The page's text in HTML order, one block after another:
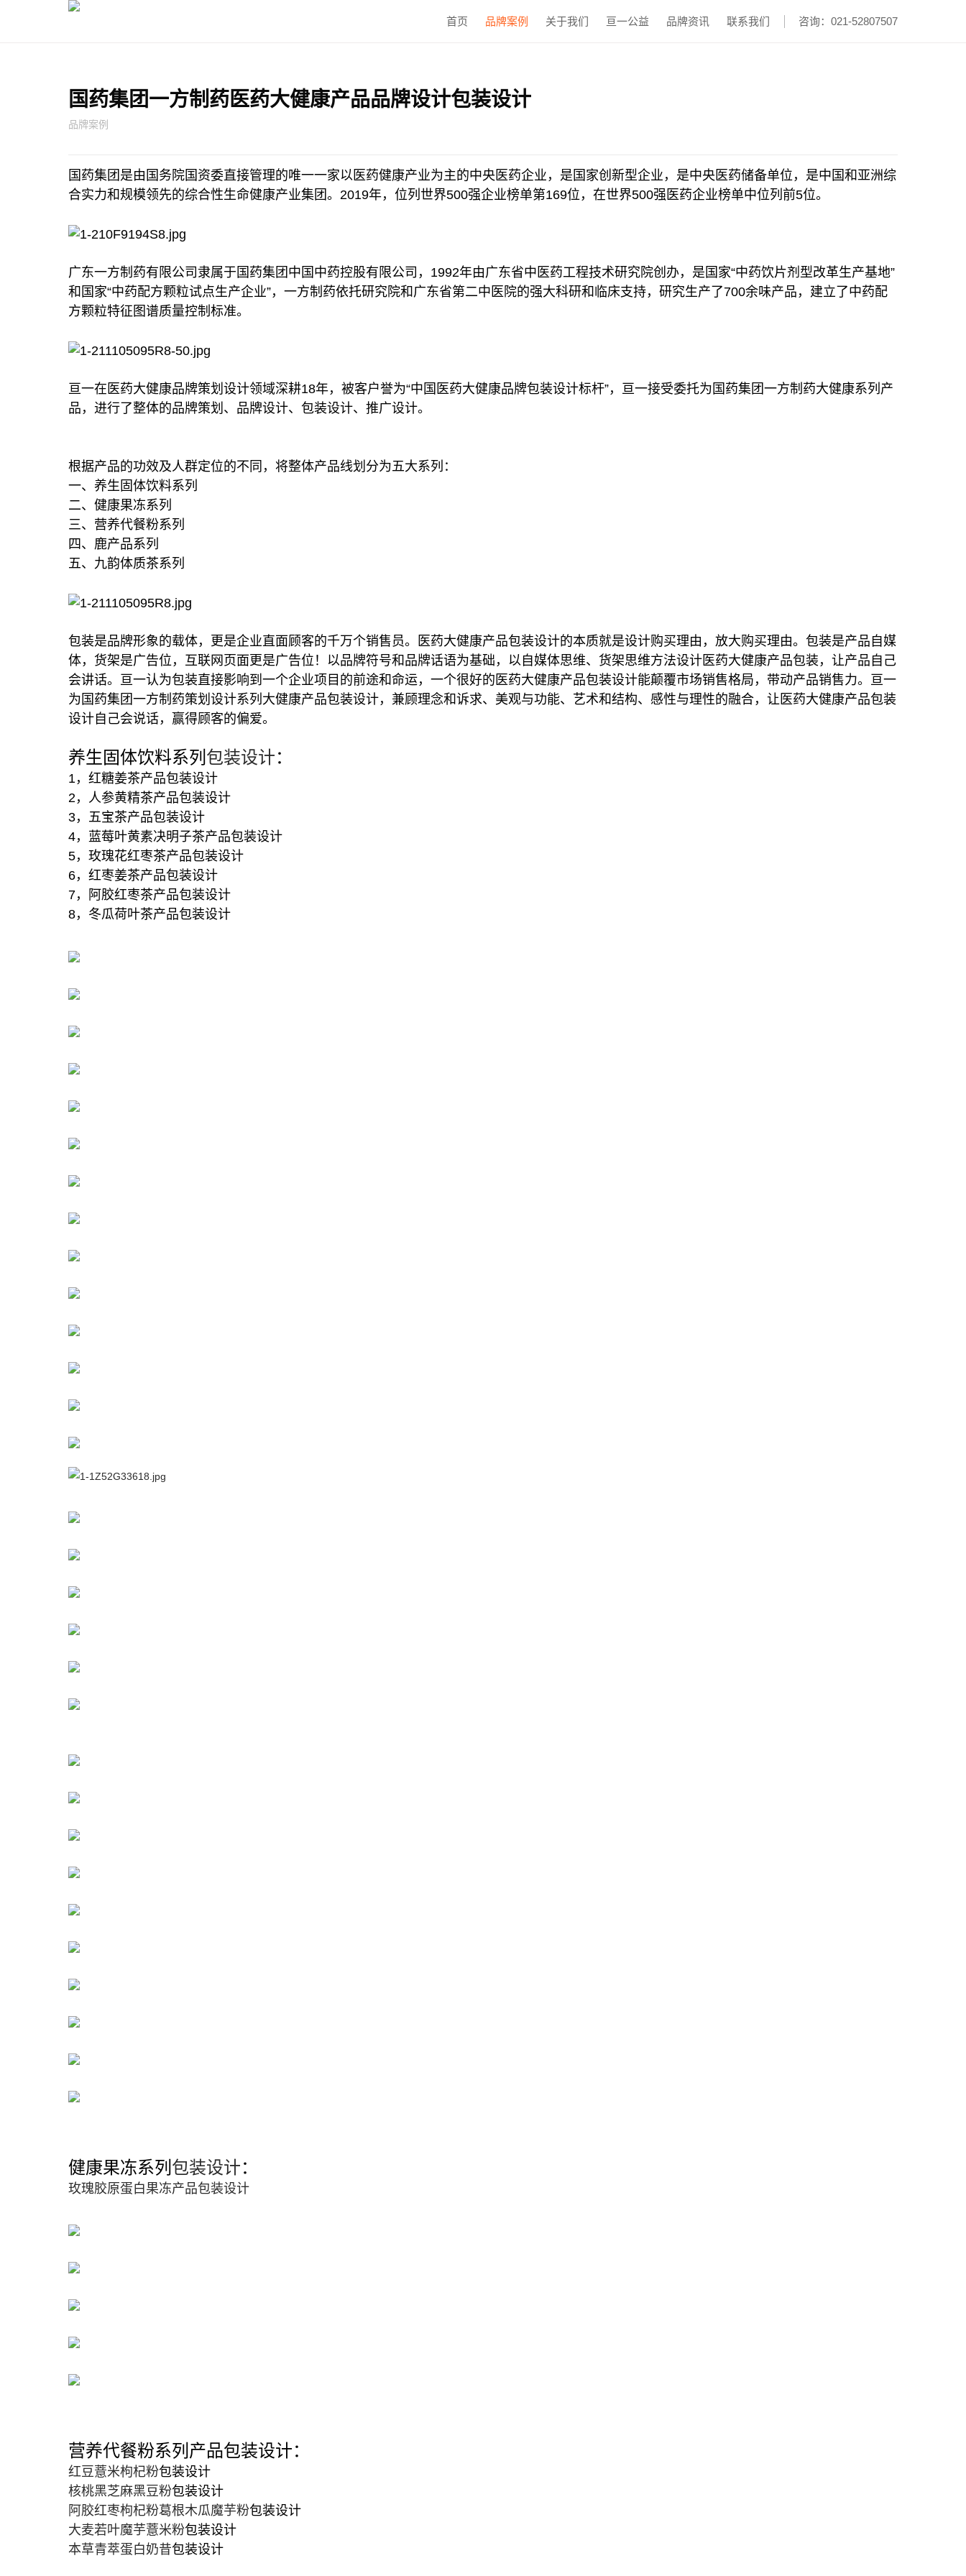
咨询：021-52807507
首页 品牌案例 关于我们 亘一公益 品牌资讯 联系我们
国药集团一方制药医药大健康产品品牌设计包装设计
品牌案例
国药集团是由国务院国资委直接管理的唯一一家以医药健康产业为主的中央医药企业，是国家创新型企业，是中央医药储备单位，是中国和亚洲综
合实力和规模领先的综合性生命健康产业集团。2019年，位列世界500强企业榜单第169位，在世界500强医药企业榜单中位列前5位。
广东一方制药有限公司隶属于国药集团中国中药控股有限公司，1992年由广东省中医药工程技术研究院创办，是国家“中药饮片剂型改革生产基地”
和国家“中药配方颗粒试点生产企业”，一方制药依托研究院和广东省第二中医院的强大科研和临床支持，研究生产了700余味产品，建立了中药配
方颗粒特征图谱质量控制标准。
亘一在医药大健康品牌策划设计领域深耕18年，被客户誉为“中国医药大健康品牌包装设计标杆”，亘一接受委托为国药集团一方制药大健康系列产
品，进行了整体的品牌策划、品牌设计、包装设计、推广设计。
根据产品的功效及人群定位的不同，将整体产品线划分为五大系列：
一、养生固体饮料系列
二、健康果冻系列
三、营养代餐粉系列
四、鹿产品系列
五、九韵体质茶系列
包装是品牌形象的载体，更是企业直面顾客的千万个销售员。医药大健康产品包装设计的本质就是设计购买理由，放大购买理由。包装是产品自媒
体，货架是广告位，互联网页面更是广告位！以品牌符号和品牌话语为基础，以自媒体思维、货架思维方法设计医药大健康产品包装，让产品自己
会讲话。亘一认为包装直接影响到一个企业项目的前途和命运，一个很好的医药大健康产品包装设计能颠覆市场销售格局，带动产品销售力。亘一
为国药集团一方制药策划设计系列大健康产品包装设计，兼顾理念和诉求、美观与功能、艺术和结构、感性与理性的融合，让医药大健康产品包装
设计自己会说话，赢得顾客的偏爱。
养生固体饮料系列 包装设计：
1，红糖姜茶产品包装设计
2，人参黄精茶产品包装设计
3，五宝茶产品包装设计
4，蓝莓叶黄素决明子茶产品包装设计
5，玫瑰花红枣茶产品包装设计
6，红枣姜茶产品包装设计
7，阿胶红枣茶产品包装设计
8，冬瓜荷叶茶产品包装设计
健康果冻系列 包装设计：
玫瑰胶原蛋白果冻产品包装设计
营养代餐粉系列产品包装设计：
红豆薏米枸杞粉包装设计
核桃黑芝麻黑豆粉包装设计
阿胶红枣枸杞粉葛根木瓜魔芋粉包装设计
大麦若叶魔芋薏米粉包装设计
本草青萃蛋白奶昔包装设计